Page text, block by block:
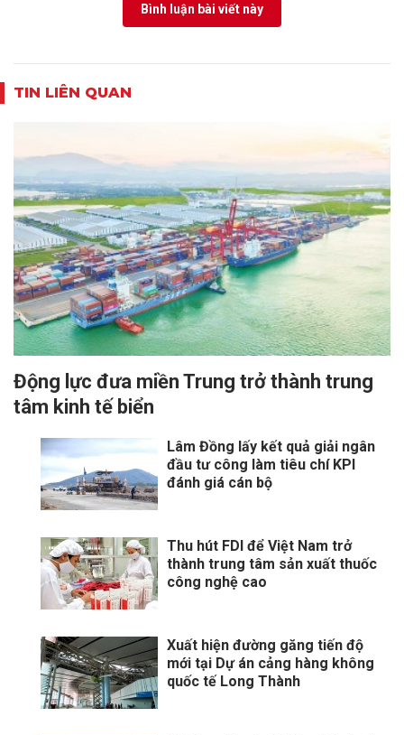
Bình luận bài viết này
TIN LIÊN QUAN
Động lực đưa miền Trung trở thành trung
tâm kinh tế biển
Lâm Đồng lấy kết quả giải ngân
đầu tư công làm tiêu chí KPI
đánh giá cán bộ
Thu hút FDI để Việt Nam trở
thành trung tâm sản xuất thuốc
công nghệ cao
Xuất hiện đường găng tiến độ
mới tại Dự án cảng hàng không
quốc tế Long Thành